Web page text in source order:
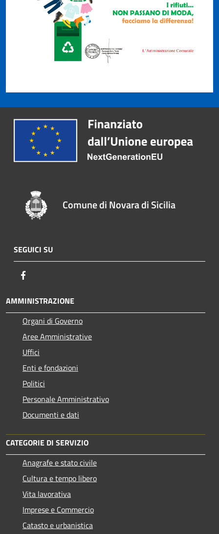
Comune di Novara di Sicilia
SEGUICI SU
AMMINISTRAZIONE
Organi di Governo
Aree Amministrative
Uffici
Enti e fondazioni
Politici
Personale Amministrativo
Documenti e dati
CATEGORIE DI SERVIZIO
Anagrafe e stato civile
Cultura e tempo libero
Vita lavorativa
Imprese e Commercio
Catasto e urbanistica